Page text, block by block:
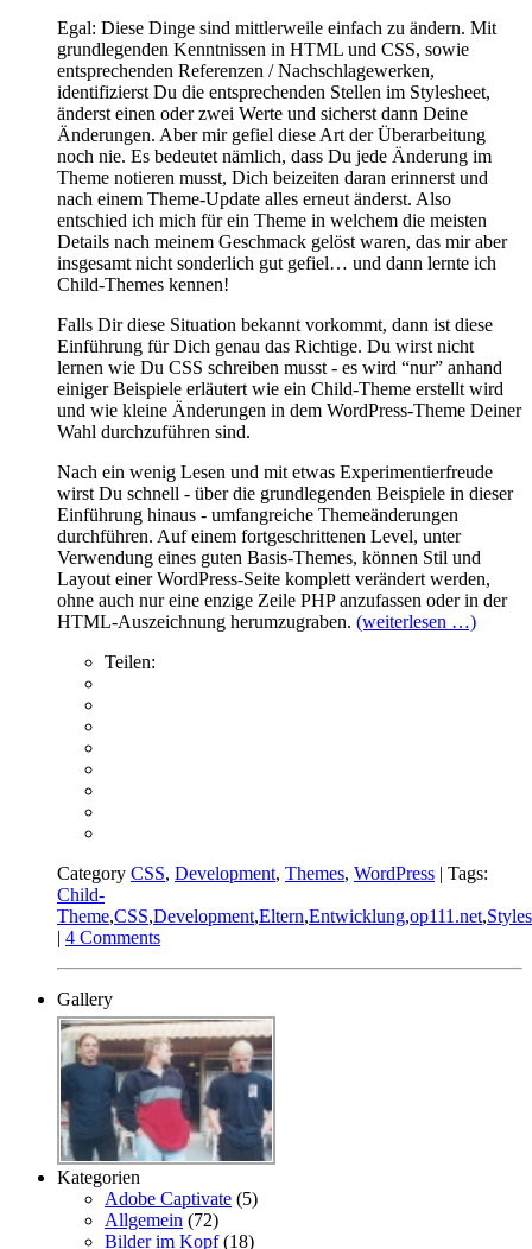
Egal: Diese Dinge sind mittlerweile einfach zu ändern. Mit
grundlegenden Kenntnissen in HTML und CSS, sowie
entsprechenden Referenzen / Nachschlagewerken,
identifizierst Du die entsprechenden Stellen im Stylesheet,
änderst einen oder zwei Werte und sicherst dann Deine
Änderungen. Aber mir gefiel diese Art der Überarbeitung
noch nie. Es bedeutet nämlich, dass Du jede Änderung im
Theme notieren musst, Dich beizeiten daran erinnerst und
nach einem Theme-Update alles erneut änderst. Also
entschied ich mich für ein Theme in welchem die meisten
Details nach meinem Geschmack gelöst waren, das mir aber
insgesamt nicht sonderlich gut gefiel… und dann lernte ich
Child-Themes kennen!
Falls Dir diese Situation bekannt vorkommt, dann ist diese
Einführung für Dich genau das Richtige. Du wirst nicht
lernen wie Du CSS schreiben musst - es wird “nur” anhand
einiger Beispiele erläutert wie ein Child-Theme erstellt wird
und wie kleine Änderungen in dem WordPress-Theme Deiner
Wahl durchzuführen sind.
Nach ein wenig Lesen und mit etwas Experimentierfreude
wirst Du schnell - über die grundlegenden Beispiele in dieser
Einführung hinaus - umfangreiche Themeänderungen
durchführen. Auf einem fortgeschrittenen Level, unter
Verwendung eines guten Basis-Themes, können Stil und
Layout einer WordPress-Seite komplett verändert werden,
ohne auch nur eine enzige Zeile PHP anzufassen oder in der
HTML-Auszeichnung herumzugraben. (weiterlesen …)
Teilen:
Category CSS, Development, Themes, WordPress | Tags:
Child-
Theme,CSS,Development,Eltern,Entwicklung,op111.net,
| 4 Comments
Gallery
Kategorien
Adobe Captivate (5)
Allgemein (72)
Bilder im Kopf(18)